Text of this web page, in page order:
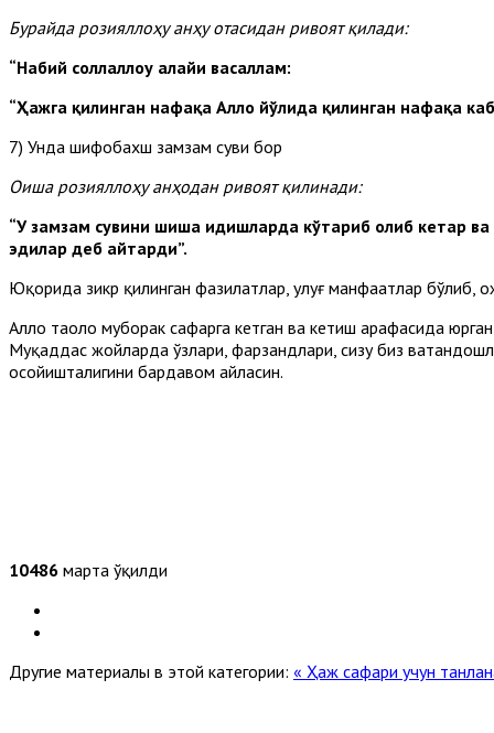
Бурайда розияллоҳу анҳу отасидан ривоят қилади:
“Набий соллаллоҳу алайҳи васаллам:
“Ҳажга қилинган нафақа Аллоҳ йўлида қилинган нафақа
7) Унда шифобахш замзам суви бор
Оиша розияллоҳу анҳодан ривоят қилинади:
“У замзам сувини шиша идишларда кўтариб олиб кетар ва
эдилар деб айтарди”.
Юқорида зикр қилинган фазилатлар, улуғ манфаатлар бўлиб,
Аллоҳ таоло муборак сафарга кетган ва кетиш арафасида
Муқаддас жойларда ўзлари, фарзандлари, сизу биз
осойишталигини бардавом айласин.
10486 марта ўқилди
Другие материалы в этой категории: « Ҳаж сафари учун